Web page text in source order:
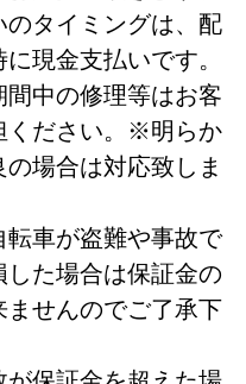
タイミングは、配
現金支払いです。
間中の修理等はお客
ください。※明らか
の場合は対応致しま
転車が盗難や事故で
した場合は保証金の
ませんのでご了承下